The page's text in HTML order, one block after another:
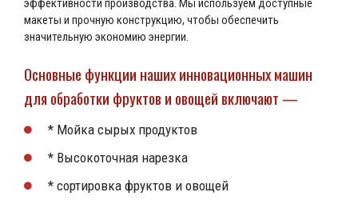
макеты и прочную конструкцию, чтобы обеспечить
значительную экономию энергии.
Основные функции наших инновационных машин
для обработки фруктов и овощей включают —
* Мойка сырых продуктов
* Высокоточная нарезка
* сортировка фруктов и овощей